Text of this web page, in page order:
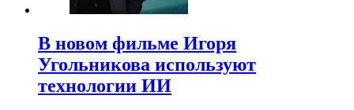
В новом фильме Игоря
Угольникова используют
технологии ИИ